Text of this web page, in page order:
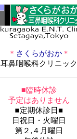
＊ さくらがおか ＊
耳鼻咽喉科クリニック
■臨時休診
予定はありません
■定期休診日 ■
日祝日・火曜日
第２,４月曜日